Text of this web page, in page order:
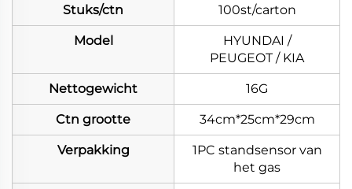
Stuks/ctn 100st/carton
Model
HYUNDAI /
PEUGEOT / KIA
Nettogewicht 16G
Ctn grootte 34cm*25cm*29cm
Verpakking
1PC standsensor van
het gas